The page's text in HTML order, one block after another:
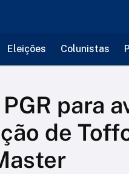
Eleições Colunistas
para
de